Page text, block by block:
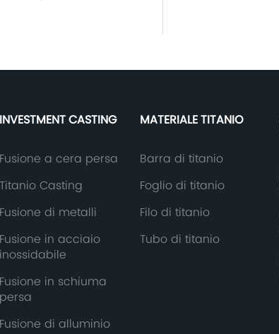
INVESTMENT CASTING
Fusione a cera persa
Titanio Casting
Fusione di metalli
Fusione in acciaio
inossidabile
Fusione in schiuma
persa
Fusione di alluminio
MATERIALE TITANIO
Barra di titanio
Foglio di titanio
Filo di titanio
Tubo di titanio